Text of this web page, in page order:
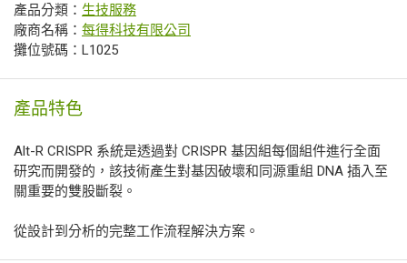
產品分類： 生技服務
廠商名稱： 每得科技有限公司
攤位號碼：L1025
產品特色
Alt-R CRISPR 系統是透過對 CRISPR 基因組每個組件進行全面
研究而開發的，該技術產生對基因破壞和同源重組 DNA 插入至
關重要的雙股斷裂。
從設計到分析的完整工作流程解決方案。